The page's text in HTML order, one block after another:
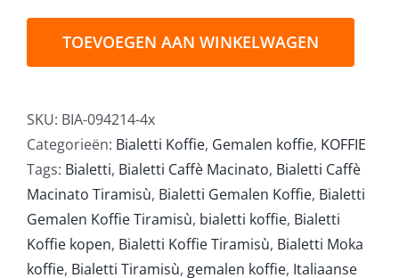
Gemalen
x
250gr
aantal
TOEVOEGEN AAN WINKELWAGEN
SKU: BIA-094214-4x
Categorieën: Bialetti Koffie, Gemalen koffie, KOFFIE
Tags: Bialetti, Bialetti Caffè Macinato, Bialetti Caffè
Macinato Tiramisù, Bialetti Gemalen Koffie, Bialetti
Gemalen Koffie Tiramisù, bialetti koffie, Bialetti
Koffie kopen, Bialetti Koffie Tiramisù, Bialetti Moka
koffie, Bialetti Tiramisù, gemalen koffie, Italiaanse